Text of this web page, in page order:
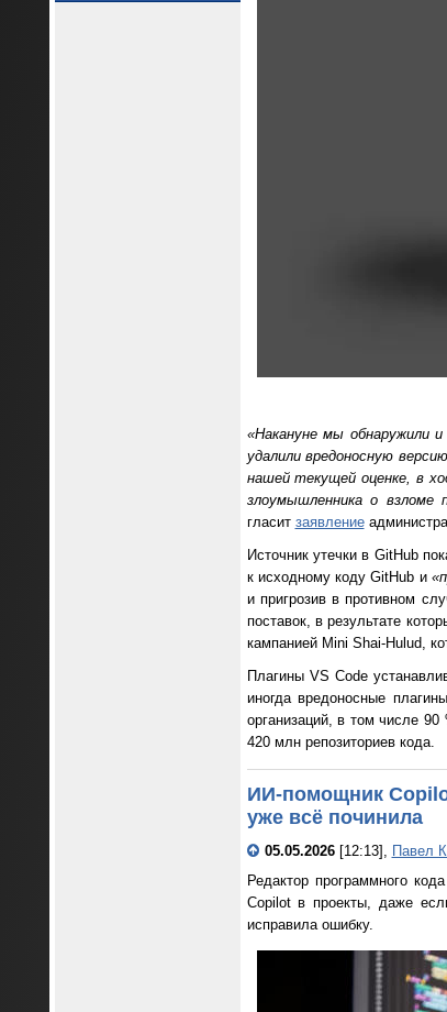
«Накануне мы обнаружили
удалили вредоносную
нашей текущей оценке, в
злоумышленника о взломе
гласит заявление
Источник утечки в GitHub
к исходному коду GitHub и
и пригрозив в противном
поставок, в результате
кампанией Mini Shai-Hulud,
Плагины VS Code
иногда вредоносные
организаций, в том числе
420 млн репозиториев кода.
ИИ-помощник
уже всё починила
05.05.2026[12:13],
Павел
Редактор программного
Copilot в проекты, даже
исправила ошибку.